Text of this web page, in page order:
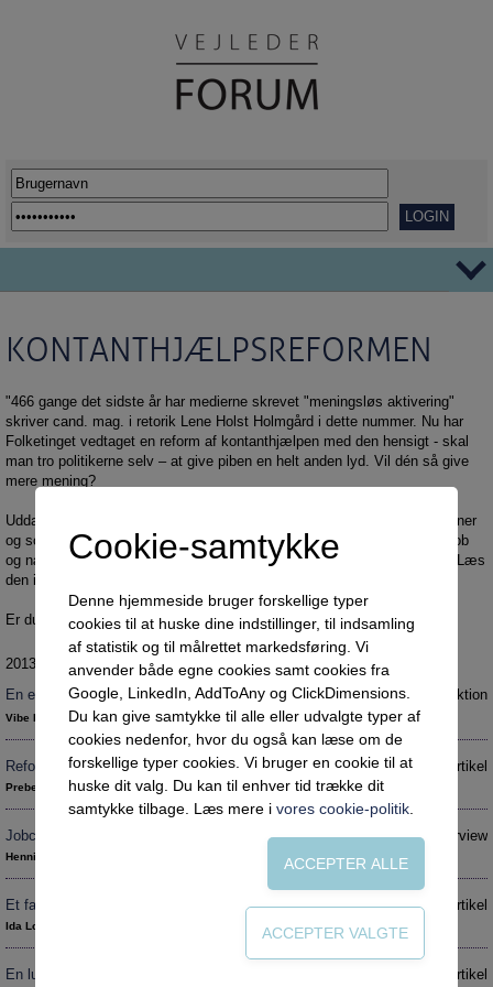
Ordblindhed
Her går det godt
Udflytning af uddannelser
Social retfærdighed
Intelligens
Uddannelser under corona
Vejledningsindsatsen under corona
Professioner under pres
Veje til virkeligheden
Den kommunale ungeindsats
Social mobilitet
Misbrug
Praksischok
Data og dialog
AFVEJE
VIDENSDELING
KORT OG GODT
OM VEJLEDERFORUM
Abonnement
Tilmelding og prøveperiode
Abonnementspriser
Kontakt
Vilkår og betingelser
KONTANTHJÆLPSREFORMEN
"466 gange det sidste år har medierne skrevet "meningsløs aktivering"
skriver cand. mag. i retorik Lene Holst Holmgård i dette nummer. Nu har
Folketinget vedtaget en reform af kontanthjælpen med den hensigt - skal
man tro politikerne selv – at give piben en helt anden lyd. Vil dén så give
mere mening?
Uddannelsespålæg og omsorg. Tommelskruer og tålmodighed. Sanktioner
og socialfaglig indsats. "Krævementalitet" og koordineret hjælp. Nyttejob
og nænsomhed. Alt dette er en del af fortællingen om kontanthjælpen. Læs
den i dette nummer.
Er du ikke tilmeldt VejlederForum? Få engratis prøveperiode.
2013 nr.4
En eventyrlig reform?
Vibe Helene Møller-Jensen
Introduktion
Reform af kontanthjælp lige om hjørnet
Preben Rohde
Artikel
Jobcentrenes sanktionsregime bør få en ende
Henning Jørgensen
Interview
Et farligt sted
Ida Louise Jervidalo
Artikel
En lusket livsnyder der skal piskes til at søge job Artikel
Cookie-samtykke
Denne hjemmeside bruger forskellige typer
cookies til at huske dine indstillinger, til indsamling
af statistik og til målrettet markedsføring. Vi
anvender både egne cookies samt cookies fra
Google, LinkedIn, AddToAny og ClickDimensions.
Du kan give samtykke til alle eller udvalgte typer af
cookies nedenfor, hvor du også kan læse om de
forskellige typer cookies. Vi bruger en cookie til at
huske dit valg. Du kan til enhver tid trække dit
samtykke tilbage. Læs mere i vores cookie-politik